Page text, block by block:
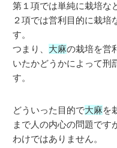
第１項では単純に栽培な
２項では営利目的に栽培
す。
つまり、 大麻の栽培を営
いたかどうかによって刑
す。
どういった目的で大麻を
まで人の内心の問題です
わけではありません。